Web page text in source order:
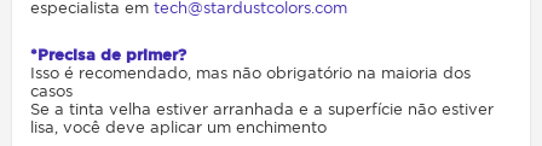
especialista em tech@stardustcolors.com
*Precisa de primer?
Isso é recomendado, mas não obrigatório na maioria dos
casos
Se a tinta velha estiver arranhada e a superfície não estiver
lisa, você deve aplicar um enchimento